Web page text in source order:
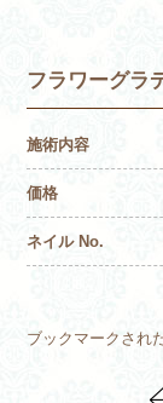
フラワーグラ
施術内容
価格
ネイル No.
ブックマークされ